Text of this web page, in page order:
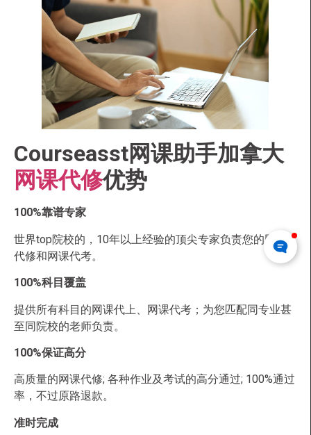
Courseasst网课助手加拿大
网课代修优势
100%靠谱专家
世界top院校的，10年以上经验的顶尖专家负责您的网课
代修和网课代考。
100%科目 覆盖
提供所有科目的网课代上、网课代考；为您匹配同专业甚
至同院校的老师负责。
100%保证高分
高质量的网课代修; 各种作业及考试的高分通过; 100%通过
率，不过原路退款。
准时完成